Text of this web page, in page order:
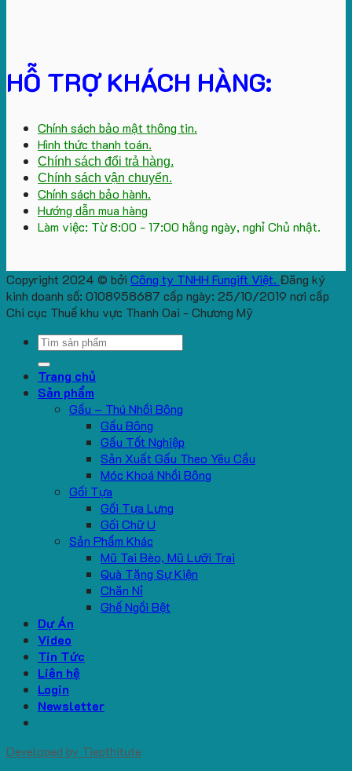
HỖ TRỢ KHÁCH HÀNG:
Chính sách bảo mật thông tin.
Hình thức thanh toán.
Chính sách đổi trả hàng.
Chính sách vận chuyển.
Chính sách bảo hành.
Hướng dẫn mua hàng
Làm việc: Từ 8:00 - 17:00 hằng ngày, nghỉ Chủ nhật.
Copyright 2024 © bởi Công ty TNHH Fungift Việt. Đăng ký
kinh doanh số: 0108958687 cấp ngày: 25/10/2019 nơi cấp
Chi cục Thuế khu vực Thanh Oai - Chương Mỹ
Search
Trang chủ
Sản phẩm
Gấu – Thú Nhồi Bông
Gấu Bông
Gấu Tốt Nghiệp
Sản Xuất Gấu Theo Yêu Cầu
Móc Khoá Nhồi Bông
Gối Tựa
Gối Tựa Lưng
Gối Chữ U
Sản Phẩm Khác
Mũ Tai Bèo, Mũ Lưỡi Trai
Quà Tặng Sự Kiện
Chăn Nỉ
Ghế Ngồi Bệt
Dự Án
Video
Tin Tức
Liên hệ
Login
Newsletter
Developed by Tiepthitute